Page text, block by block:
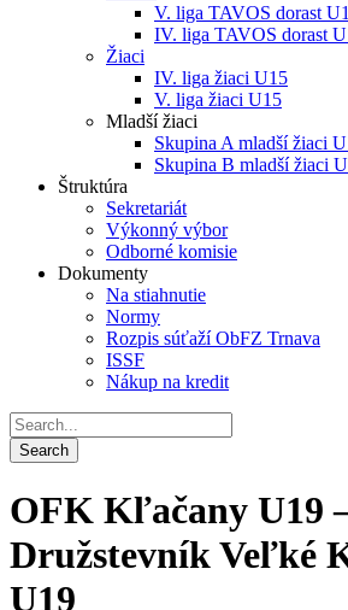
V. liga TAVOS dorast
IV. liga TAVOS dorast
Žiaci
IV. liga žiaci U15
V. liga žiaci U15
Mladší žiaci
Skupina A mladší žiaci
Skupina B mladší žiaci
Štruktúra
Sekretariát
Výkonný výbor
Odborné komisie
Dokumenty
Na stiahnutie
Normy
Rozpis súťaží ObFZ Trnava
ISSF
Nákup na kredit
OFK Kľačany U19
Družstevník Veľké
U19